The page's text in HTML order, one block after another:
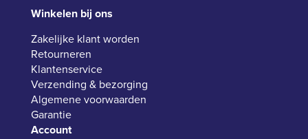
Winkelen bij ons
Zakelijke klant worden
Retourneren
Klantenservice
Verzending & bezorging
Algemene voorwaarden
Garantie
Account